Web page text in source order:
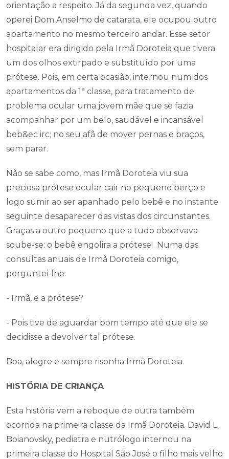
orientação a respeito. Já da segunda vez, quando
operei Dom Anselmo de catarata, ele ocupou outro
apartamento no mesmo terceiro andar. Esse setor
hospitalar era dirigido pela Irmã Doroteia que tivera
um dos olhos extirpado e substituído por uma
prótese. Pois, em certa ocasião, internou num dos
apartamentos da 1ª classe, para tratamento de
problema ocular uma jovem mãe que se fazia
acompanhar por um belo, saudável e incansável
beb&ec irc; no seu afã de mover pernas e braços,
sem parar.
Não se sabe como, mas Irmã Doroteia viu sua
preciosa prótese ocular cair no pequeno berço e
logo sumir ao ser apanhado pelo bebê e no instante
seguinte desaparecer das vistas dos circunstantes.
Graças a outro pequeno que a tudo observava
soube-se: o bebê engolira a prótese! Numa das
consultas anuais de Irmã Doroteia comigo,
perguntei-lhe:
- Irmã, e a prótese?
- Pois tive de aguardar bom tempo até que ele se
decidisse a devolver tal prótese.
Boa, alegre e sempre risonha Irmã Doroteia.
HISTÓRIA DE CRIANÇA
Esta história vem a reboque de outra também
ocorrida na primeira classe da Irmã Doroteia. David L.
Boianovsky, pediatra e nutrólogo internou na
primeira classe do Hospital São José o filho mais velho